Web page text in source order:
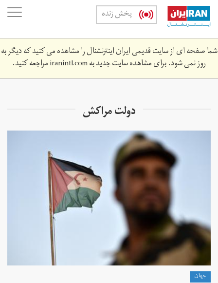
Skip
main
content
پخش زنده
شما صفحه ای از سایت قدیمی ایران اینترنشنال را مشاهده می کنید که دیگر به
روز نمی شود. برای مشاهده سایت جدید بهiranintl.comمراجعه کنید.
دولت مراکش
جهان